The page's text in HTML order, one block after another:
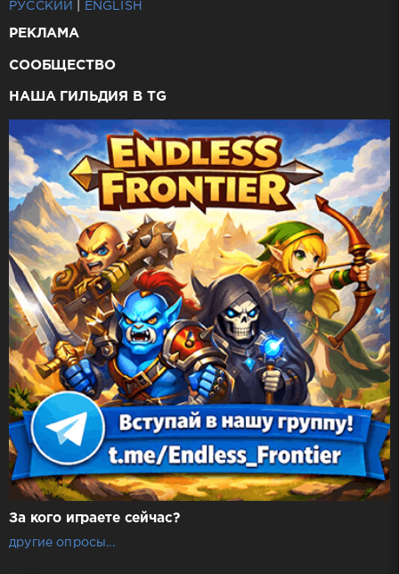
РУССКИЙ ENGLISH
РЕКЛАМА
СООБЩЕСТВО
НАША ГИЛЬДИЯ В TG
За кого играете сейчас?
другие опросы...